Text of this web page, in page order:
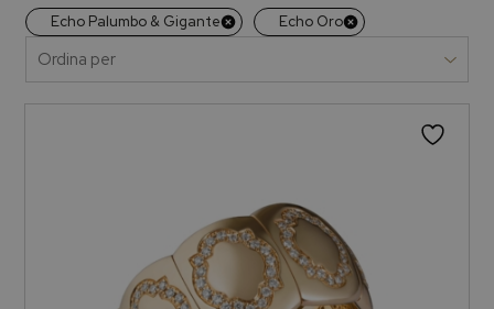
Echo Palumbo & Gigante Echo Oro